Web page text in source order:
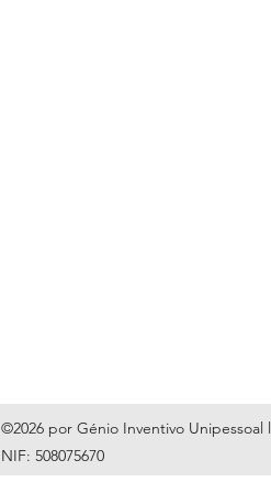
©2026 por Génio Inventivo Unipessoal
NIF: 508075670